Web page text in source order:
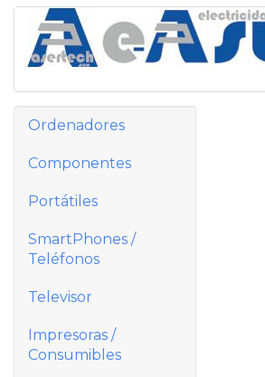
Ordenadores
Componentes
Portátiles
SmartPhones /
Teléfonos
Televisor
Impresoras /
Consumibles